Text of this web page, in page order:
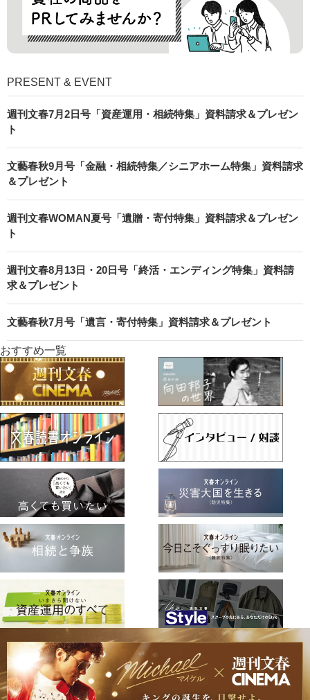
PRESENT & EVENT
週刊文春7月2日号「資産運用・相続特集」資料請求＆プレゼン
ト
文藝春秋9月号「金融・相続特集／シニアホーム特集」資料請求
＆プレゼント
週刊文春WOMAN夏号「遺贈・寄付特集」資料請求＆プレゼン
ト
週刊文春8月13日・20日号「終活・エンディング特集」資料請
求＆プレゼント
文藝春秋7月号「遺言・寄付特集」資料請求＆プレゼント
おすすめ一覧